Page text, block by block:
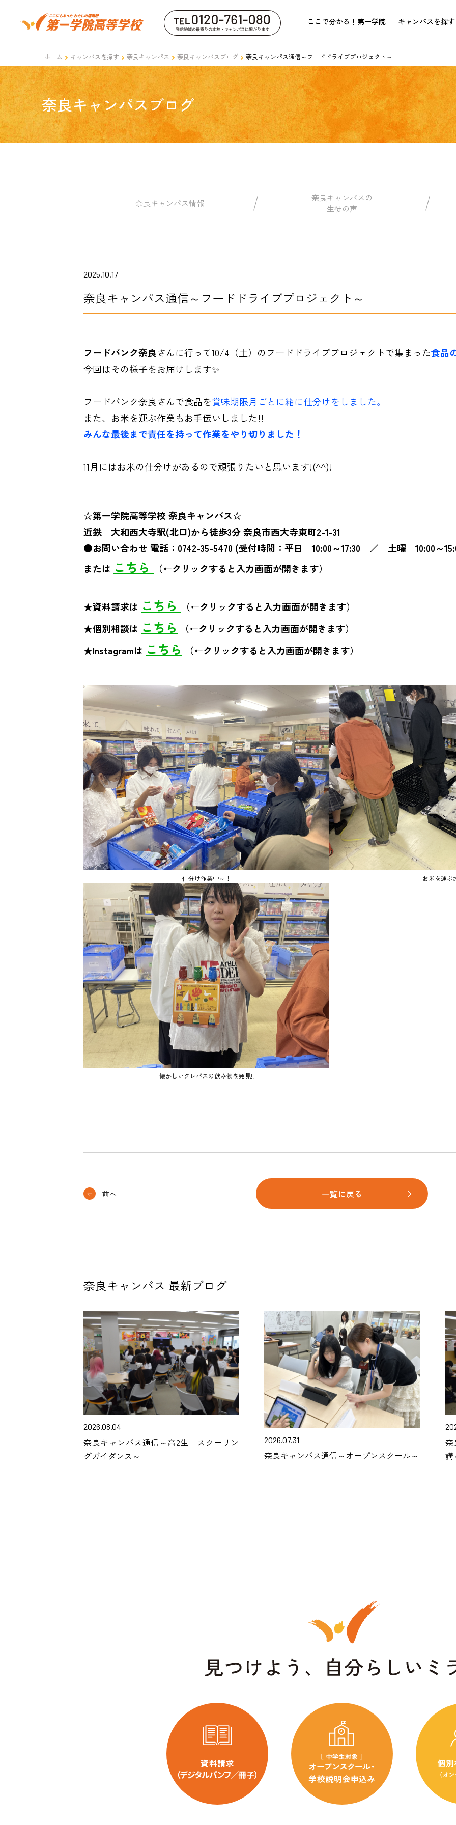
ここで分かる！第一学院 キャンパスを探す
ホーム キャンパスを探す 奈良キャンパス 奈良キャンパスブログ 奈良キャンパス通信～フードドライブプロジェクト～
奈良キャンパスブログ
奈良キャンパス情報
奈良キャンパスの
生徒の声
2025.10.17
奈良キャンパス通信～フードドライブプロジェクト～
フードバンク奈良さんに行って10/4（土）のフードドライブプロジェクトで集まった食品
今回はその様子をお届けします✨
フードバンク奈良さんで食品を賞味期限月ごとに箱に仕分けをしました。
また、お米を運ぶ作業もお手伝いしました!!
みんな最後まで責任を持って作業をやり切りました！
11月にはお米の仕分けがあるので頑張りたいと思います!(^^)!
☆第一学院高等学校 奈良キャンパス☆
近鉄 大和西大寺駅(北口)から徒歩3分 奈良市西大寺東町2-1-31
●お問い合わせ 電話：0742-35-5470 (受付時間：平日 10:00～17:30 ／ 土曜 10:00～
または こちら （←クリックすると入力画面が開きます）
★資料請求は こちら
（←クリックすると入力画面が開きます）
★個別相談は こちら
（←クリックすると入力画面が開きます）
★Instagramは こちら （←クリックすると入力画面が開きます）
仕分け作業中～！ お米を運ぶ
懐かしいクレパスの飲み物を発見!!
前へ 一覧に戻る
奈良キャンパス 最新ブログ
2026.08.04
奈良キャンパス通信～高2生 スクーリン
グガイダンス～
2026.07.31
奈良キャンパス通信～オープンスクール～
奈
講